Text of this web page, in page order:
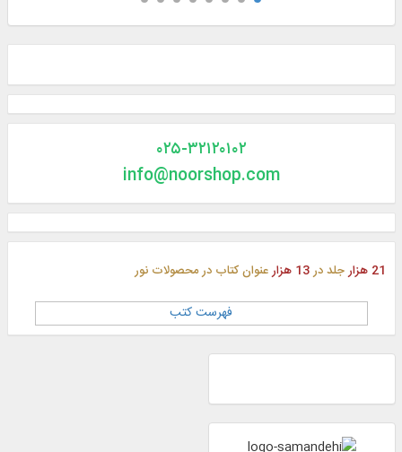
۰۲۵-۳۲۱۲۰۱۰۲
info@noorshop.com
21 هزار جلد در13 هزار عنوان کتاب در محصولات نور
فهرست کتب